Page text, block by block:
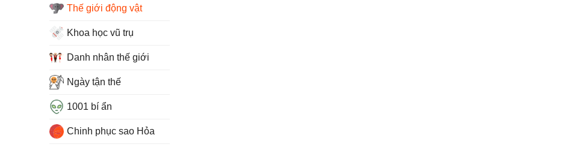
Thế giới động vật
Khoa học vũ trụ
Danh nhân thế giới
Ngày tận thế
1001 bí ẩn
Chinh phục sao Hỏa